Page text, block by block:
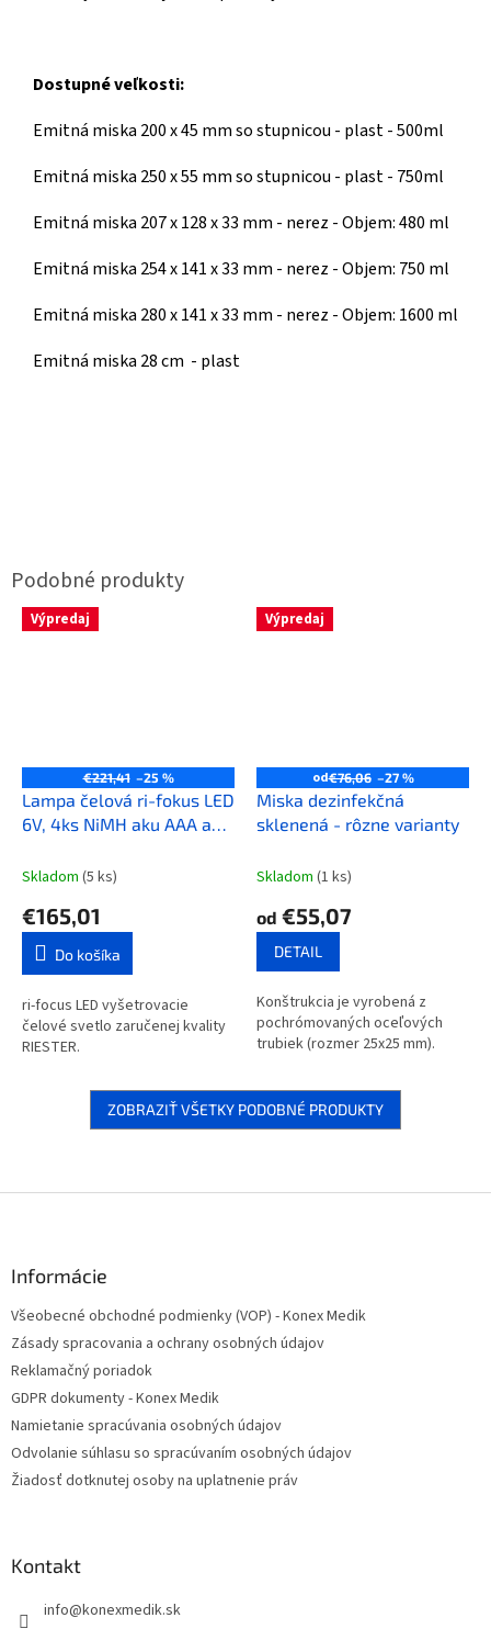
Dostupné veľkosti:
Emitná miska 200 x 45 mm so stupnicou - plast - 500ml
Emitná miska 250 x 55 mm so stupnicou - plast - 750ml
Emitná miska 207 x 128 x 33 mm - nerez - Objem: 480 ml
Emitná miska 254 x 141 x 33 mm - nerez - Objem: 750 ml
Emitná miska 280 x 141 x 33 mm - nerez - Objem: 1600 ml
Emitná miska 28 cm - plast
Výpredaj
€221,41 –25 %
Lampa čelová ri-fokus LED
6V, 4ks NiMH aku AAA a
Skladom (5 ks)
€165,01
Do košíka
ri-focus LED vyšetrovacie
čelové svetlo zaručenej kvality
RIESTER.
Výpredaj
od€76,06 –27 %
Miska dezinfekčná
sklenená - rôzne varianty
Skladom (1 ks)
od €55,07
DETAIL
Konštrukcia je vyrobená z
pochrómovaných oceľových
trubiek (rozmer 25x25 mm).
ZOBRAZIŤ VŠETKY PODOBNÉ PRODUKTY
Informácie
Všeobecné obchodné podmienky (VOP) - Konex Medik
Zásady spracovania a ochrany osobných údajov
Reklamačný poriadok
GDPR dokumenty - Konex Medik
Namietanie spracúvania osobných údajov
Odvolanie súhlasu so spracúvaním osobných údajov
Žiadosť dotknutej osoby na uplatnenie práv
Kontakt
info@konexmedik.sk